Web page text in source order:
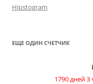
Hipstogram
ЕЩЕ ОДИН СЧЕТЧИК
1790 дней 3